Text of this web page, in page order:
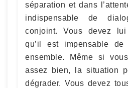
séparation et dans
indispensable de
conjoint. Vous devez
qu’il est impensable
ensemble. Même si
assez bien, la situation
dégrader. Vous devez